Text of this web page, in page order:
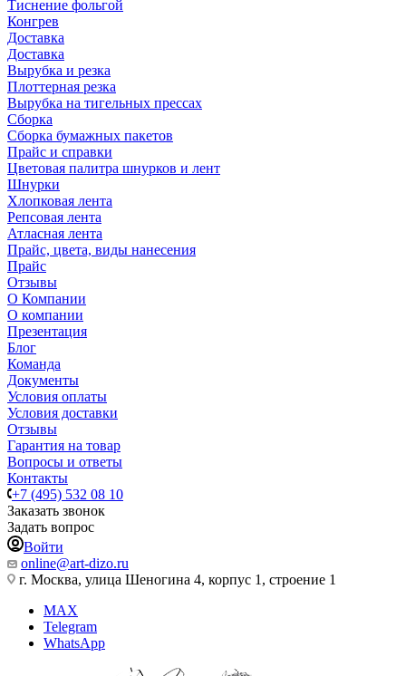
Тиснение фольгой
Конгрев
Доставка
Доставка
Вырубка и резка
Плоттерная резка
Вырубка на тигельных прессах
Сборка
Сборка бумажных пакетов
Прайс и справки
Цветовая палитра шнурков и лент
Шнурки
Хлопковая лента
Репсовая лента
Атласная лента
Прайс, цвета, виды нанесения
Прайс
Отзывы
О Компании
О компании
Презентация
Блог
Команда
Документы
Условия оплаты
Условия доставки
Отзывы
Гарантия на товар
Вопросы и ответы
Контакты
+7 (495) 532 08 10
Заказать звонок
Задать вопрос
Войти
online@art-dizo.ru
г. Москва, улица Шеногина 4, корпус 1, строение 1
MAX
Telegram
WhatsApp